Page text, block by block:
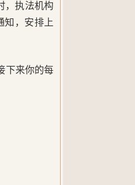
，执法机构
知，安排上
下来你的每